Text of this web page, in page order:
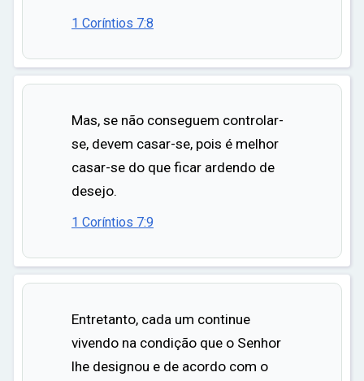
1 Coríntios 7:8
Mas, se não conseguem controlar-
se, devem casar-se, pois é melhor
casar-se do que ficar ardendo de
desejo.
1 Coríntios 7:9
Entretanto, cada um continue
vivendo na condição que o Senhor
lhe designou e de acordo com o